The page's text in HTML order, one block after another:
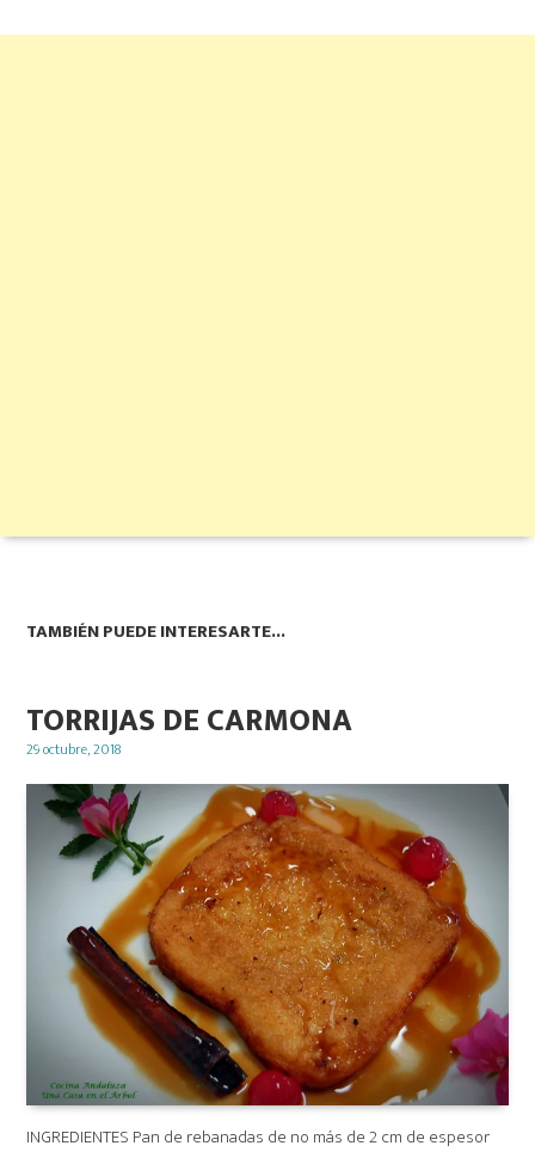
TAMBIÉN PUEDE INTERESARTE...
TORRIJAS DE CARMONA
Posted
29 octubre, 2018
INGREDIENTES Pan de rebanadas de no más de 2 cm de espesor